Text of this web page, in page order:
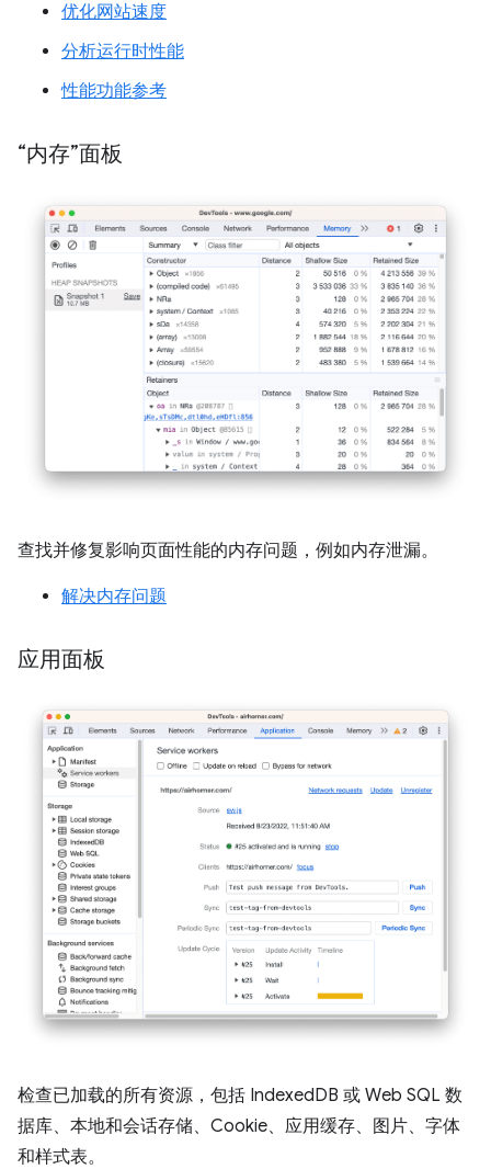
优化网站速度
分析运行时性能
性能功能参考
“内存”面板
查找并修复影响页面性能的内存问题，例如内存泄漏。
解决内存问题
应用面板
检查已加载的所有资源，包括 IndexedDB 或 Web SQL 数
据库、本地和会话存储、Cookie、应用缓存、图片、字体
和样式表。